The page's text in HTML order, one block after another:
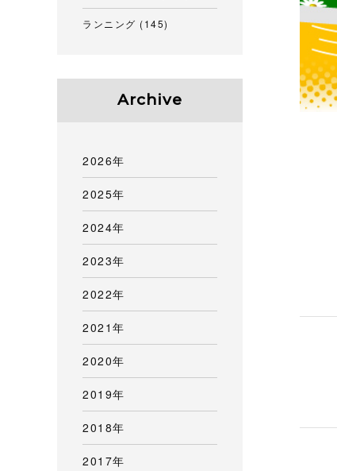
ランニング (145)
Archive
2026年
2025年
2024年
2023年
2022年
2021年
2020年
2019年
2018年
2017年